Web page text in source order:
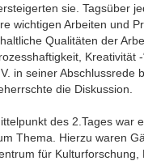
sie. Tagsüber
wichtigen Arbeiten und
Qualitäten der
Kreativität
in seiner Abschlussrede
die Diskussion.
des 2.Tages war
Thema. Hierzu waren
für Kulturforschung,